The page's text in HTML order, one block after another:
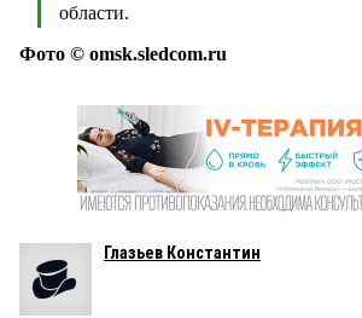
области.
Фото © omsk.sledcom.ru
Глазьев Константин